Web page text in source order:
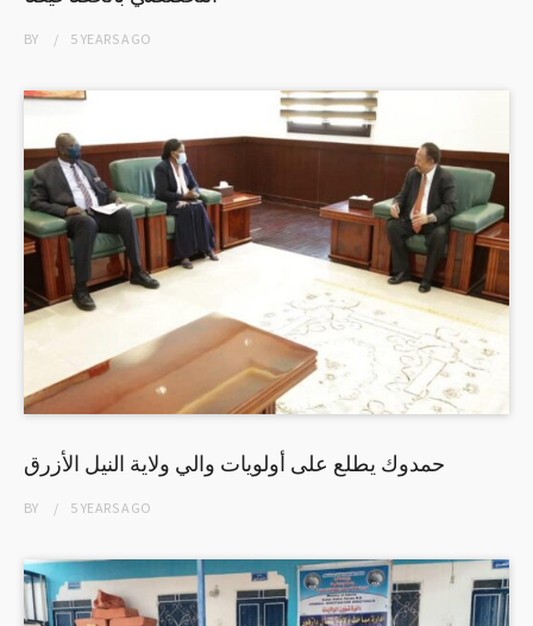
BY 5 YEARSAGO
حمدوك يطلع على أولويات والي ولاية النيل الأزرق
BY 5 YEARSAGO